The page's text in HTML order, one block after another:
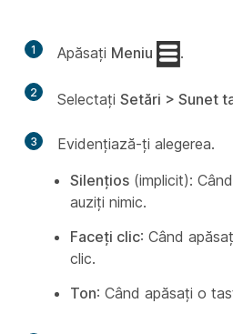
1 Apăsați Meniu .
2 Selectați Setări > Sunet
3
Evidențiază-ți alegerea.
Silențios (implicit):
auziți nimic.
Faceți clic: Când
clic.
Ton: Când apăsați o